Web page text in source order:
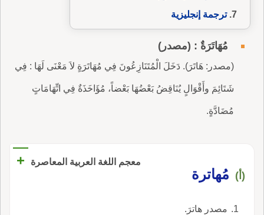
ترجمة إنجليزية
مُهَاتَرَةٌ : (مصدر)
(مصدر: هَاتَرَ). دَخَلَ الْمُتَنَازِعُونَ فِي مُهَاتَرَةٍ لاَ مَعْنَى لَهَا : فِي
شَتَائِمَ وأَقْوَالٍ‏ يُنَاقِضُ بَعْضُهَا بَعْضاً، مُؤَاخَذَةٌ فِي اتِّهَامَاتٍ
مُضَادَّةٍ.
معجم اللغة العربية المعاصرة +
(أ) مُهاترة
مصدر هاترَ.